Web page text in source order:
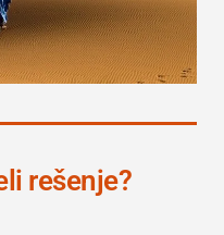
rešenje?